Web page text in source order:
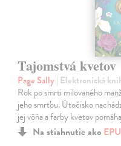
Tajomstvá kvetov
Page Sally| Elektronická
Rok po smrti milovaného
jeho smrťou. Útočisko
jej vôňa a farby kvetov
Na stiahnutie ako